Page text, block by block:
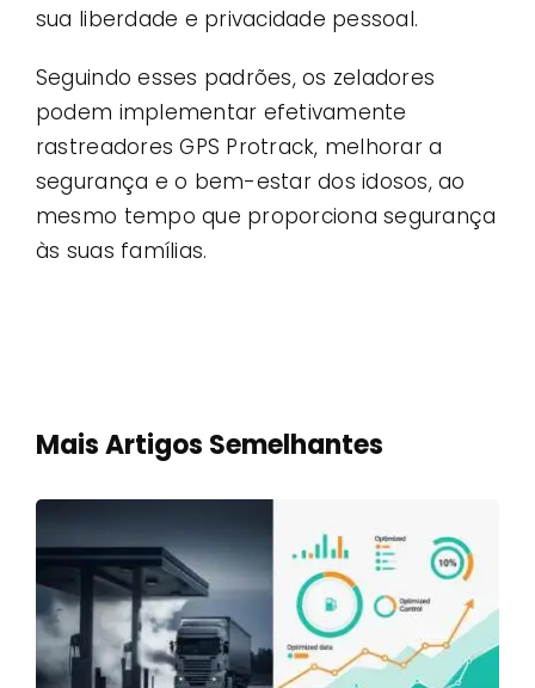
sua liberdade e privacidade pessoal.
Seguindo esses padrões, os zeladores
podem implementar efetivamente
rastreadores GPS Protrack, melhorar a
segurança e o bem-estar dos idosos, ao
mesmo tempo que proporciona segurança
às suas famílias.
Mais Artigos Semelhantes